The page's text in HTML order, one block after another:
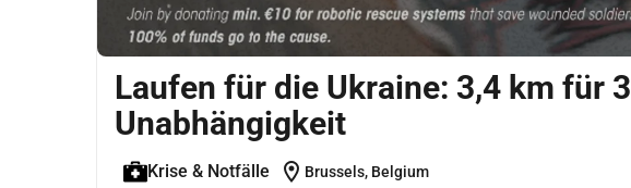
Laufen für die Ukraine: 3,4 km für
Unabhängigkeit
Krise & Notfälle location_on Brussels, Belgium